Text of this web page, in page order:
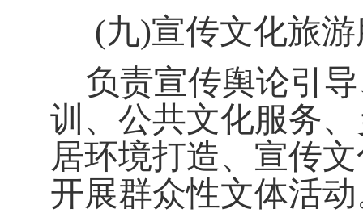
(九)宣传文化旅
负责宣传舆论引
训、公共文化服务
居环境打造、宣传
开展群众性文体活